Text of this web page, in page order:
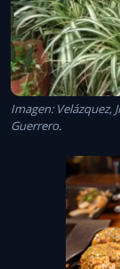
Imagen:
Guerrero.